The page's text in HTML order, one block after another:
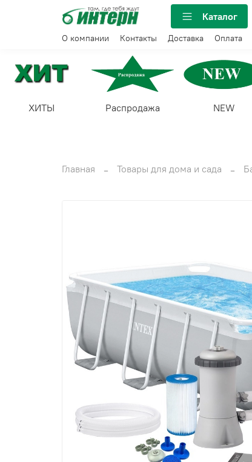
Каталог
О компании Контакты Доставка Оплата
ХИТЫ Распродажа NEW
Главная
Товары для дома и сада